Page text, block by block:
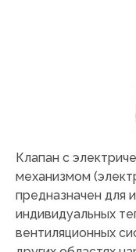
Клапан с
механизмом
предназначен для
индивидуальных
вентиляционных